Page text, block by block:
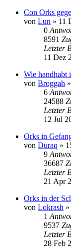
Con Orks
von Lun » 11
0
8591
Letzter
11 Dez
Wie handhabt
von Broggah »
6
24588
Letzter
12 Jul
Orks in
von Duraq »
9
36687
Letzter
21 Apr
Orks in der
von Lokrash »
1
9537
Letzter
28 Feb